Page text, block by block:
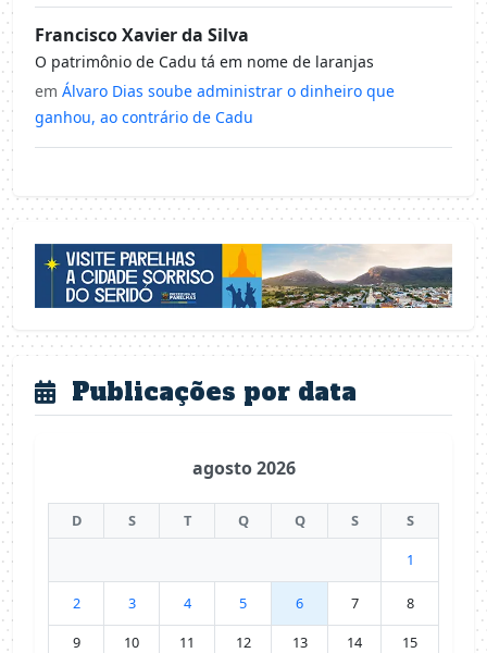
Francisco Xavier da Silva
O patrimônio de Cadu tá em nome de laranjas
em Álvaro Dias soube administrar o dinheiro que
ganhou, ao contrário de Cadu
Publicações por data
agosto 2026
D S T Q Q S
S
1
2 3 4 5 6 7
8
9
10 11 12 13 14
15